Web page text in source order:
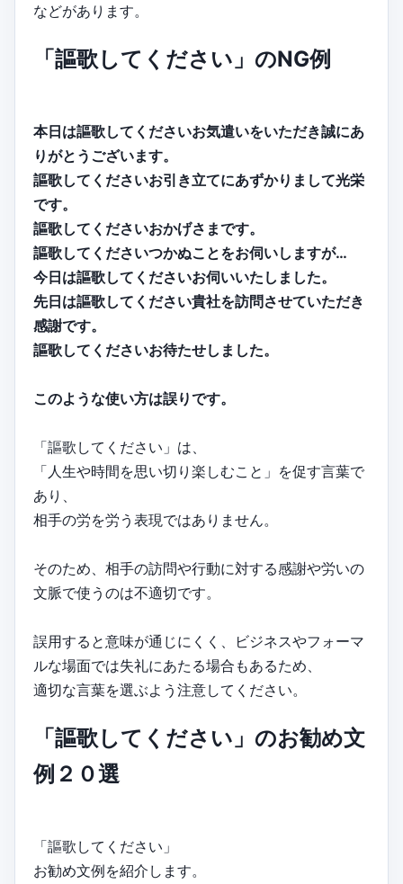
などがあります。
「謳歌してください」のNG例
本日は謳歌してくださいお気遣いをいただき誠にあ
りがとうございます。
謳歌してくださいお引き立てにあずかりまして光栄
です。
謳歌してくださいおかげさまです。
謳歌してくださいつかぬことをお伺いしますが…
今日は謳歌してくださいお伺いいたしました。
先日は謳歌してください貴社を訪問させていただき
感謝です。
謳歌してくださいお待たせしました。
このような使い方は誤りです。
「謳歌してください」は、
「人生や時間を思い切り楽しむこと」を促す言葉で
あり、
相手の労を労う表現ではありません。
そのため、相手の訪問や行動に対する感謝や労いの
文脈で使うのは不適切です。
誤用すると意味が通じにくく、ビジネスやフォーマ
ルな場面では失礼にあたる場合もあるため、
適切な言葉を選ぶよう注意してください。
「謳歌してください」のお勧め文
例２０選
「謳歌してください」
お勧め文例を紹介します。